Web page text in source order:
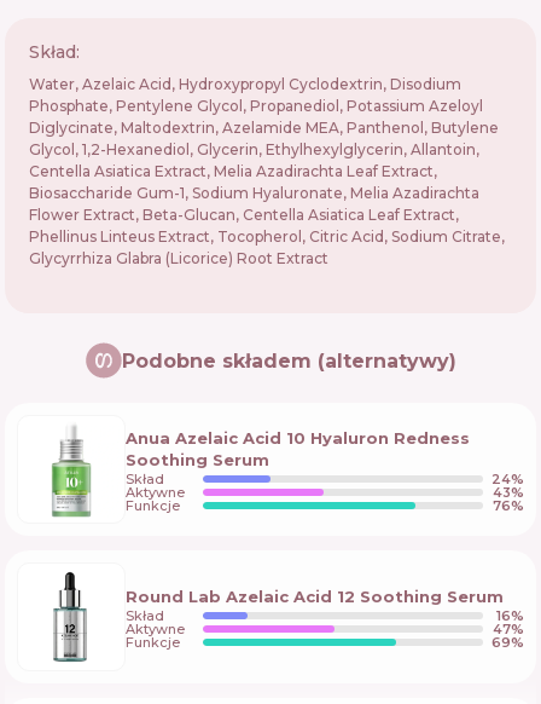
Skład:
Water, Azelaic Acid, Hydroxypropyl Cyclodextrin, Disodium
Phosphate, Pentylene Glycol, Propanediol, Potassium Azeloyl
Diglycinate, Maltodextrin, Azelamide MEA, Panthenol, Butylene
Glycol, 1,2-Hexanediol, Glycerin, Ethylhexylglycerin, Allantoin,
Centella Asiatica Extract, Melia Azadirachta Leaf Extract,
Biosaccharide Gum-1, Sodium Hyaluronate, Melia Azadirachta
Flower Extract, Beta-Glucan, Centella Asiatica Leaf Extract,
Phellinus Linteus Extract, Tocopherol, Citric Acid, Sodium Citrate,
Glycyrrhiza Glabra (Licorice) Root Extract
Podobne składem (alternatywy)
Anua Azelaic Acid 10 Hyaluron Redness
Soothing Serum
Skład 24%
Aktywne 43%
Funkcje 76%
Round Lab Azelaic Acid 12 Soothing Serum
Skład 16%
Aktywne 47%
Funkcje 69%